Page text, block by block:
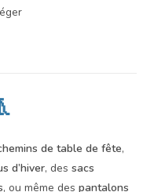
de table de fête,
d’hiver, dessacs
, ou même despantalons